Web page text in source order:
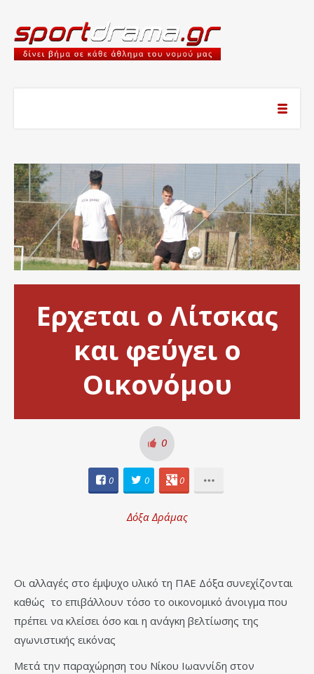
Ερχεται ο Λίτσκας
και φεύγει ο
Οικονόμου
0
0 0 0
Δόξα Δράμας
Οι αλλαγές στο έμψυχο υλικό τη ΠΑΕ Δόξα συνεχίζονται
καθώς το επιβάλλουν τόσο το οικονομικό άνοιγμα που
πρέπει να κλείσει όσο και η ανάγκη βελτίωσης της
αγωνιστικής εικόνας
Μετά την παραχώρηση του Νίκου Ιωαννίδη στον